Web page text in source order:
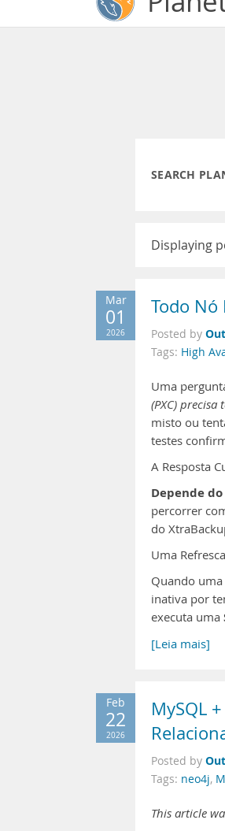
SEARCH
Displaying
Mar
01
2026
Todo Nó
Posted by
Tags: High
Uma
(PXC)
misto ou
testes
A Resposta
Depende
percorrer
do
Uma
Quando
inativa por
executa uma
[Leia mais]
Feb
22
2026
MySQL
Posted by
Tags: neo4j,
This article